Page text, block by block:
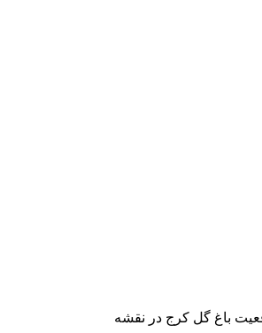
باغ گل کرج در نقشه